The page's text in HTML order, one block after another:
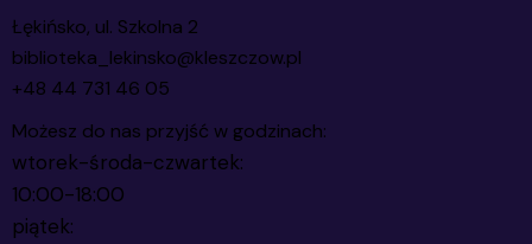
Łękińsko, ul. Szkolna 2
biblioteka_lekinsko@kleszczow.pl
+48 44 731 46 05
Możesz do nas przyjść w godzinach:
wtorek-środa-czwartek:
10:00-18:00
piątek: